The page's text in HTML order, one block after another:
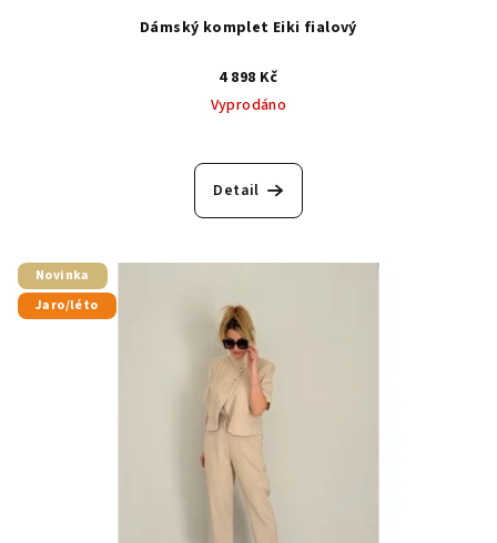
Dámský komplet Eiki fialový
4 898 Kč
Vyprodáno
Detail
Novinka
Jaro/léto